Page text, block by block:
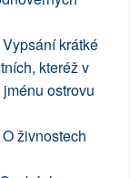
krátké
kteréž v
ostrovu
živnostech